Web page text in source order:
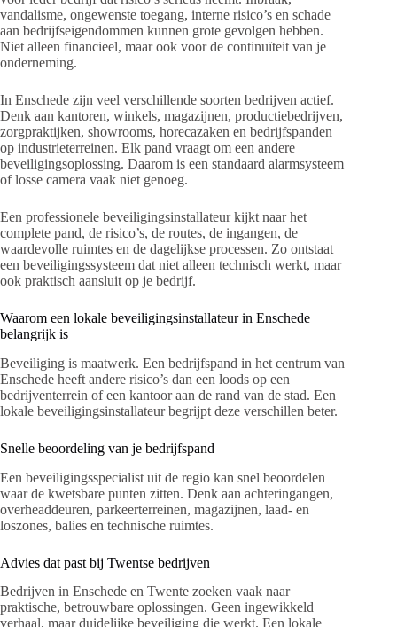
vandalisme, ongewenste toegang, interne risico’s en schade
aan bedrijfseigendommen kunnen grote gevolgen hebben.
Niet alleen financieel, maar ook voor de continuïteit van je
onderneming.
In Enschede zijn veel verschillende soorten bedrijven actief.
Denk aan kantoren, winkels, magazijnen, productiebedrijven,
zorgpraktijken, showrooms, horecazaken en bedrijfspanden
op industrieterreinen. Elk pand vraagt om een andere
beveiligingsoplossing. Daarom is een standaard alarmsysteem
of losse camera vaak niet genoeg.
Een professionele beveiligingsinstallateur kijkt naar het
complete pand, de risico’s, de routes, de ingangen, de
waardevolle ruimtes en de dagelijkse processen. Zo ontstaat
een beveiligingssysteem dat niet alleen technisch werkt, maar
ook praktisch aansluit op je bedrijf.
Waarom een lokale beveiligingsinstallateur in Enschede
belangrijk is
Beveiliging is maatwerk. Een bedrijfspand in het centrum van
Enschede heeft andere risico’s dan een loods op een
bedrijventerrein of een kantoor aan de rand van de stad. Een
lokale beveiligingsinstallateur begrijpt deze verschillen beter.
Snelle beoordeling van je bedrijfspand
Een beveiligingsspecialist uit de regio kan snel beoordelen
waar de kwetsbare punten zitten. Denk aan achteringangen,
overheaddeuren, parkeerterreinen, magazijnen, laad- en
loszones, balies en technische ruimtes.
Advies dat past bij Twentse bedrijven
Bedrijven in Enschede en Twente zoeken vaak naar
praktische, betrouwbare oplossingen. Geen ingewikkeld
verhaal, maar duidelijke beveiliging die werkt. Een lokale